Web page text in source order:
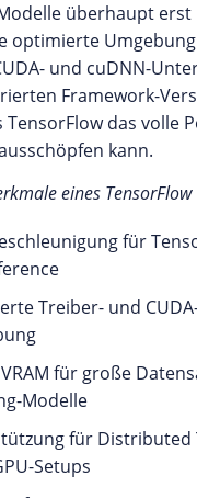
überhaupt erst
optimierte
und cuDNN-
Framework-
TensorFlow das volle
kann.
eines TensorFlow
für
Treiber- und
für große
Modelle
für Distributed
Setups